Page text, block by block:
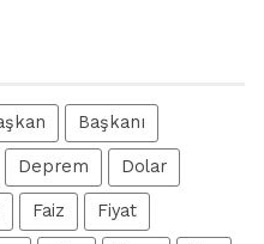
Başkanı
Deprem Dolar
Faiz Fiyat